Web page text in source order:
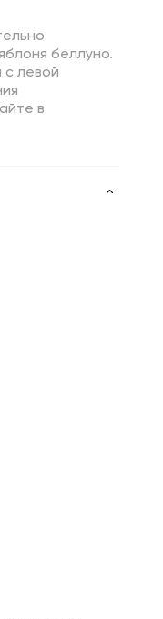
беллуно.
с левой
в